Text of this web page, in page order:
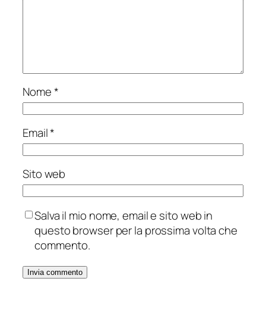
Nome*
Email*
Sito web
Salva il mio nome, email e sito web in
questo browser per la prossima volta che
commento.